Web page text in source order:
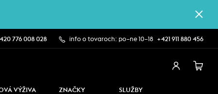
776 008 028 info o tovaroch: po–ne 10–18 +421 911 880 456
VÝŽIVA ZNAČKY SLUŽBY